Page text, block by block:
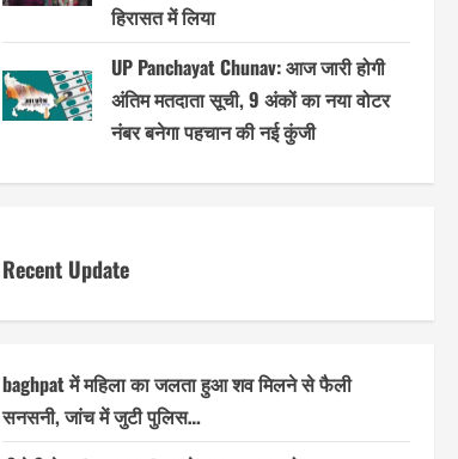
हिरासत में लिया
UP Panchayat Chunav: आज जारी होगी
अंतिम मतदाता सूची, 9 अंकों का नया वोटर
नंबर बनेगा पहचान की नई कुंजी
Recent Update
baghpat में महिला का जलता हुआ शव मिलने से फैली
सनसनी, जांच में जुटी पुलिस…